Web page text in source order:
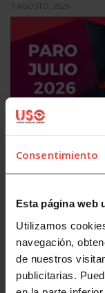
Consentimiento
Esta página web
Utilizamos
navegación,
de nuestros
publicitarias.
7 AGOSTO, 2026
Actualidad
Falta de
4 AGOSTO, 2026